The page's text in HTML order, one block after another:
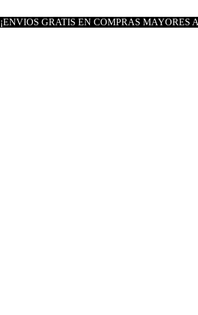
¡ENVIOS GRATIS EN COMPRAS MAYORES